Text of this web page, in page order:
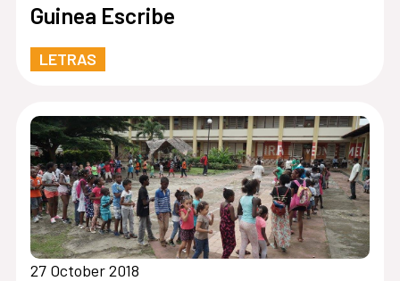
Guinea Escribe
LETRAS
27 October 2018